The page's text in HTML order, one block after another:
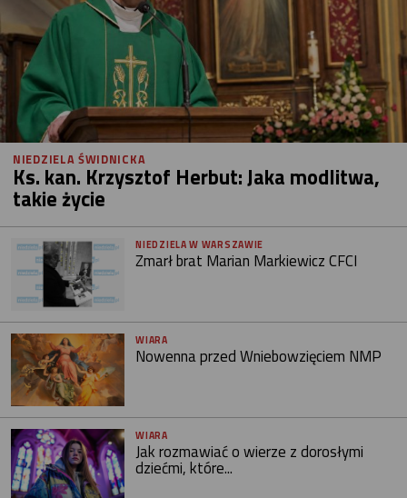
NIEDZIELA ŚWIDNICKA
Ks. kan. Krzysztof Herbut: Jaka modlitwa,
takie życie
NIEDZIELA W WARSZAWIE
Zmarł brat Marian Markiewicz CFCI
WIARA
Nowenna przed Wniebowzięciem NMP
WIARA
Jak rozmawiać o wierze z dorosłymi
dziećmi, które...